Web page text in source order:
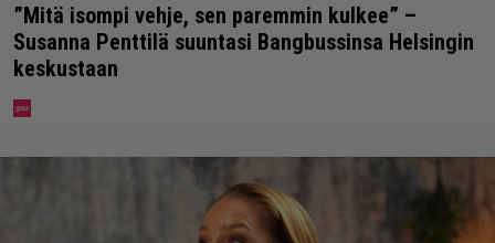
”Mitä isompi vehje, sen paremmin kulkee” –
Susanna Penttilä suuntasi Bangbussinsa Helsingin
keskustaan